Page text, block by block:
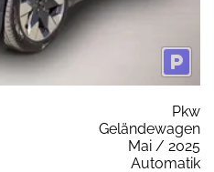
Pkw
Geländewagen
Mai / 2025
Automatik